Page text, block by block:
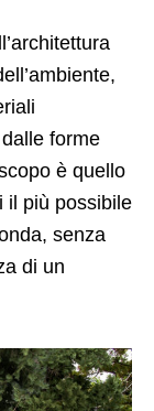
forme
è quello
il più possibile
senza
di un